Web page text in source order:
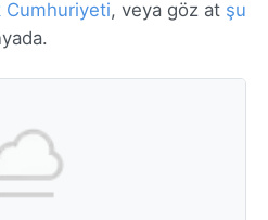
Cumhuriyeti, veya göz at şu